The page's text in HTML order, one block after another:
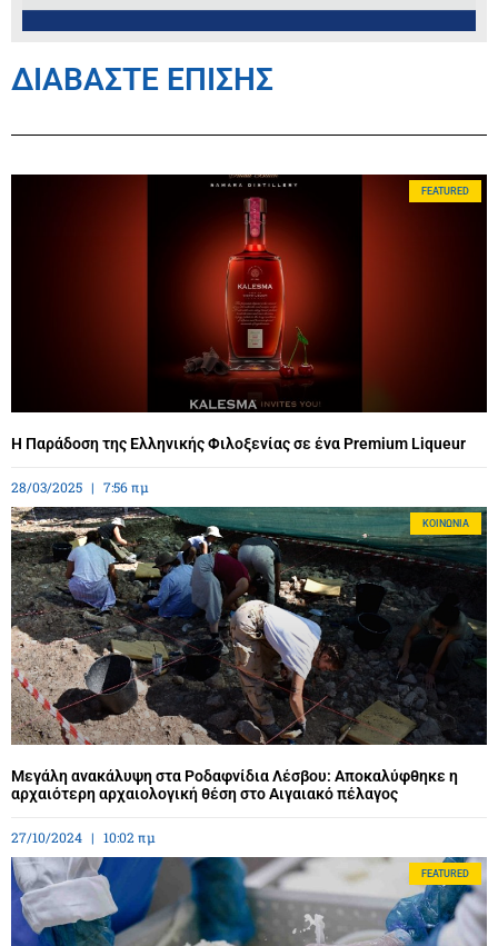
ΔΙΑΒΑΣΤΕ ΕΠΙΣΗΣ
FEATURED
Η Παράδοση της Ελληνικής Φιλοξενίας σε ένα Premium Liqueur
28/03/2025 7:56 πμ
ΚΟΙΝΩΝΊΑ
Μεγάλη ανακάλυψη στα Ροδαφνίδια Λέσβου: Αποκαλύφθηκε η
αρχαιότερη αρχαιολογική θέση στο Αιγαιακό πέλαγος
27/10/2024 10:02 πμ
FEATURED